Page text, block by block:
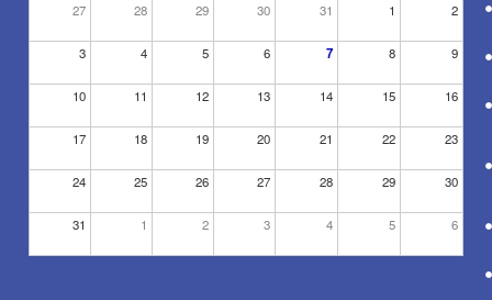
27 28 29 30 31 1 2
3 4 5 6 7 8 9
10 11 12 13 14 15 16
17 18 19 20 21 22 23
24 25 26 27 28 29 30
31 1 2 3 4 5 6